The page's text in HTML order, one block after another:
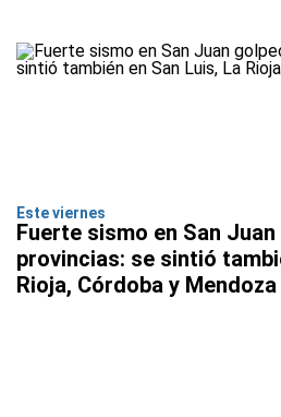
Este viernes
Fuerte sismo en San
provincias: se sintió
Rioja, Córdoba y Mendoza